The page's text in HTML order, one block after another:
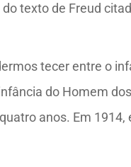
texto de Freud
tecer entre o
do Homem
anos. Em